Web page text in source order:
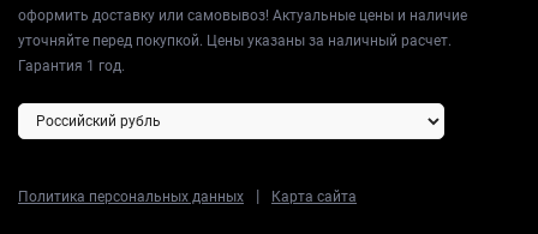
оформить доставку или самовывоз! Актуальные цены и наличие
уточняйте перед покупкой. Цены указаны за наличный расчет.
Гарантия 1 год.
Политика персональных данных | Карта сайта